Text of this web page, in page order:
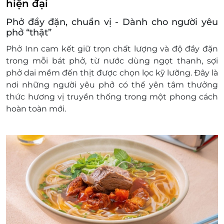
hiện đại
Phở đầy đặn, chuẩn vị - Dành cho người yêu
phở “thật”
Phở Inn cam kết giữ trọn chất lượng và độ đầy đặn
trong mỗi bát phở, từ nước dùng ngọt thanh, sợi
phở dai mềm đến thịt được chọn lọc kỹ lưỡng. Đây là
nơi những người yêu phở có thể yên tâm thưởng
thức hương vị truyền thống trong một phong cách
hoàn toàn mới.